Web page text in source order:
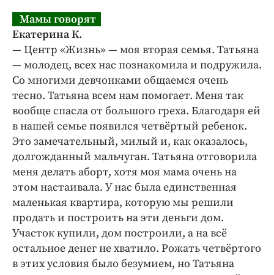
Мамы говорят
Екатерина К.
— Центр «Жизнь» — ​моя вторая семья. Татьяна
— молодец, всех нас познакомила и подружила.
Со многими девчонками общаемся очень
тесно. Татьяна всем нам помогает. Меня так
вообще спасла от большого греха. Благодаря ей
в нашей семье появился четвёртый ребенок.
Это замечательный, милый и, как оказалось,
долгожданный мальчуган. Татьяна отговорила
меня делать аборт, хотя моя мама очень на
этом настаивала. У нас была единственная
маленькая квартира, которую мы решили
продать и построить на эти деньги дом.
Участок купили, дом построили, а на всё
остальное денег не хватило. Рожать четвёртого
в этих условия было безумием, но Татьяна